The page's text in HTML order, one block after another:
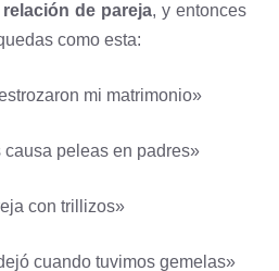
de pareja, y entonces
como esta:
mi matrimonio»
causa peleas en padres»
con trillizos»
cuando tuvimos gemelas»